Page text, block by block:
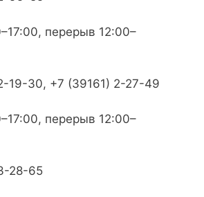
перерыв 12:00–
19-30, +7 (39161) 2-27-49
перерыв 12:00–
28-65